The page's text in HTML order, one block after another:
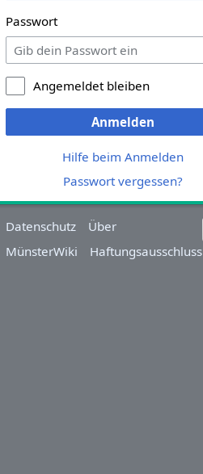
Passwort
Angemeldet bleiben
Anmelden
Hilfe beim Anmelden
Passwort vergessen?
Datenschutz
Über
MünsterWiki
Haftungsausschluss